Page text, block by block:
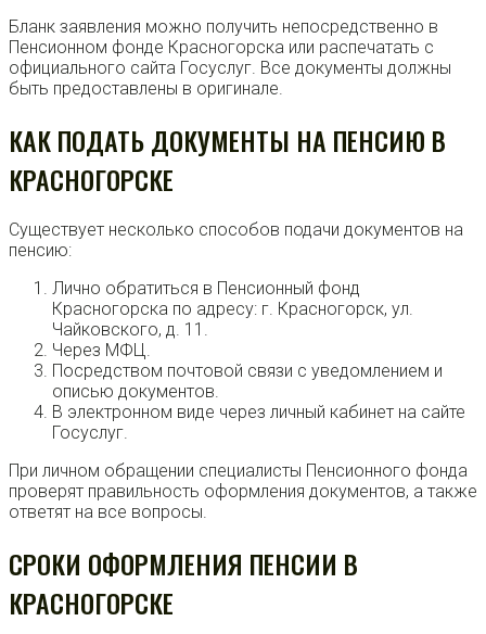
Бланк заявления можно получить непосредственно в
Пенсионном фонде Красногорска или распечатать с
официального сайта Госуслуг. Все документы должны
быть предоставлены в оригинале.
КАК ПОДАТЬ ДОКУМЕНТЫ НА ПЕНСИЮ В
КРАСНОГОРСКЕ
Существует несколько способов подачи документов на
пенсию:
Лично обратиться в Пенсионный фонд
Красногорска по адресу: г. Красногорск, ул.
Чайковского, д. 11.
Через МФЦ.
Посредством почтовой связи с уведомлением и
описью документов.
В электронном виде через личный кабинет на сайте
Госуслуг.
При личном обращении специалисты Пенсионного фонда
проверят правильность оформления документов, а также
ответят на все вопросы.
СРОКИ ОФОРМЛЕНИЯ ПЕНСИИ В
КРАСНОГОРСКЕ